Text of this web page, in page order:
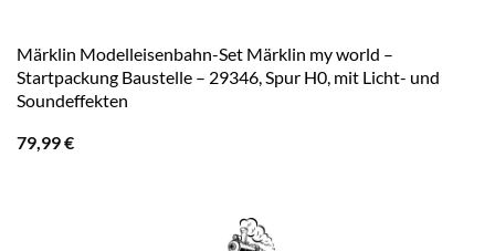
Märklin Modelleisenbahn-Set Märklin my world –
Startpackung Baustelle – 29346, Spur H0, mit Licht- und
Soundeffekten
79,99€